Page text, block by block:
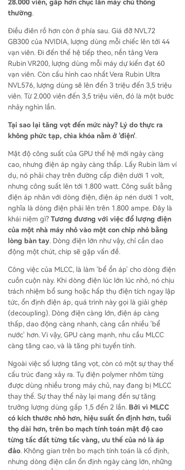
28.000 viên, gấp hơn chục lần máy chủ thông
thường.
Điều điên rồ hơn còn ở phía sau. Giá đỡ NVL72
GB300 của NVIDIA, lượng dùng mỗi chiếc lên tới 44
vạn viên. Đi đến thế hệ tiếp theo, nền tảng Vera
Rubin VR200, lượng dùng mỗi máy dự kiến đạt 60
vạn viên. Còn cấu hình cao nhất Vera Rubin Ultra
NVL576, lượng dùng sẽ lên đến 3 triệu đến 3,5 triệu
viên. Từ 2.000 viên đến 3,5 triệu viên, đó là một bước
nhảy nghìn lần.
Tại sao lại tăng vọt đến mức này? Lý do thực ra
không phức tạp, chìa khóa nằm ở 'điện'.
Mật độ công suất của GPU thế hệ mới ngày càng
cao, nhưng điện áp ngày càng thấp. Lấy Rubin làm ví
dụ, nó phải chạy trên đường cấp điện dưới 1 volt,
nhưng công suất lên tới 1.800 watt. Công suất bằng
điện áp nhân với dòng điện, điện áp nén dưới 1 volt,
nghĩa là dòng điện phải lên trên 1.800 ampe. Đây là
khái niệm gì? Tương đương với việc đổ lượng điện
của một nhà máy nhỏ vào một con chip nhỏ bằng
lòng bàn tay. Dòng điện lớn như vậy, chỉ cần dao
động một chút, chip sẽ gặp vấn đề.
Công việc của MLCC, là làm 'bể ổn áp' cho dòng điện
cuồn cuộn này. Khi dòng điện lúc lớn lúc nhỏ, nó chịu
trách nhiệm bổ sung hoặc hấp thụ điện tích ngay lập
tức, ổn định điện áp, quá trình này gọi là giải ghép
(decoupling). Dòng điện càng lớn, điện áp càng
thấp, dao động càng nhanh, càng cần nhiều 'bể
nước' hơn. Vì vậy, GPU càng mạnh, nhu cầu MLCC
càng tăng cao, và là tăng phi tuyến tính.
Ngoài việc số lượng tăng vọt, còn có một sự thay thế
cấu trúc đang xảy ra. Tụ điện polymer nhôm từng
được dùng nhiều trong máy chủ, nay đang bị MLCC
thay thế. Sự thay thế này lại mang đến sự tăng
trưởng lượng dùng gấp 1,5 đến 2 lần. Bởi vì MLCC
có kích thước nhỏ hơn, hiệu suất ổn định hơn, tuổi
thọ dài hơn, trên bo mạch tính toán mật độ cao
từng tấc đất từng tấc vàng, ưu thế của nó là áp
đảo. Không gian trên bo mạch tính toán là cố định,
nhưng dòng điện cần ổn định ngày càng lớn, những